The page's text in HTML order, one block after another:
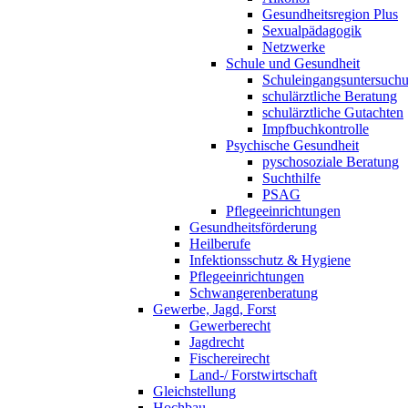
Gesundheitsregion Plus
Sexualpädagogik
Netzwerke
Schule und Gesundheit
schulärztliche Beratung
schulärztliche Gutachten
Impfbuchkontrolle
Psychische Gesundheit
pyschosoziale Beratung
Suchthilfe
PSAG
Pflegeeinrichtungen
Gesundheitsförderung
Heilberufe
Infektionsschutz & Hygiene
Pflegeeinrichtungen
Schwangerenberatung
Gewerbe, Jagd, Forst
Gewerberecht
Jagdrecht
Fischereirecht
Land-/ Forstwirtschaft
Gleichstellung